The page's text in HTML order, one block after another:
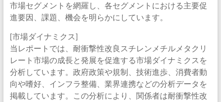
市場セグメントを網羅し、各セグメントにおける主要促
進要因、課題、機会を明らかにしています。
[市場ダイナミクス]
当レポートでは、耐衝撃性改良スチレンメチルメタクリ
レート市場の成長と発展を促進する市場ダイナミクスを
分析しています。政府政策や規制、技術進歩、消費者動
向や嗜好、インフラ整備、業界連携などの分析データを
掲載しています。この分析により、関係者は耐衝撃性改